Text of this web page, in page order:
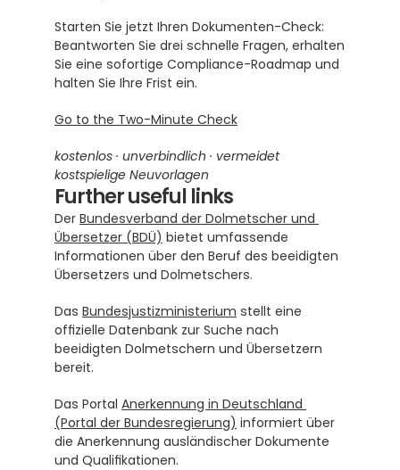
Starten Sie jetzt Ihren Dokumenten-Check:
Beantworten Sie drei schnelle Fragen, erhalten
Sie eine sofortige Compliance-Roadmap und
halten Sie Ihre Frist ein.
Go to the Two-Minute Check
kostenlos · unverbindlich · vermeidet
kostspielige Neuvorlagen
Further useful links
Der Bundesverband der Dolmetscher und
Übersetzer (BDÜ) bietet umfassende
Informationen über den Beruf des beeidigten
Übersetzers und Dolmetschers.
Das Bundesjustizministerium stellt eine
offizielle Datenbank zur Suche nach
beeidigten Dolmetschern und Übersetzern
bereit.
Das Portal Anerkennung in Deutschland
(Portal der Bundesregierung) informiert über
die Anerkennung ausländischer Dokumente
und Qualifikationen.